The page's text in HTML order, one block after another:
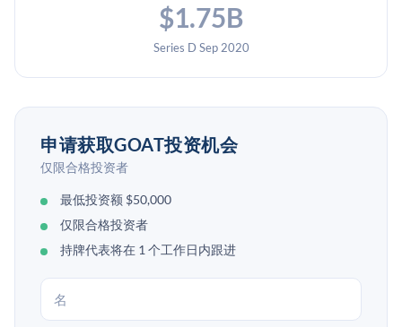
$1.75B
Series D Sep 2020
申请获取GOAT投资机会
仅限合格投资者
最低投资额 $50,000
仅限合格投资者
持牌代表将在 1 个工作日内跟进